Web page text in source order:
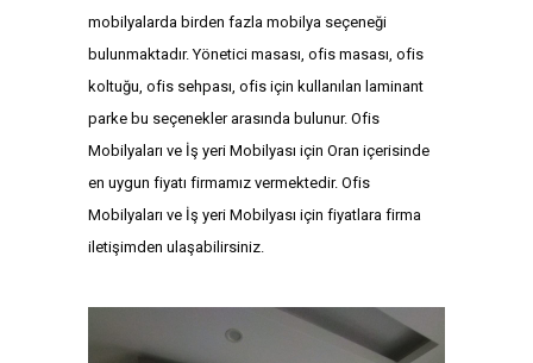
mobilyalarda birden fazla mobilya seçeneği
bulunmaktadır. Yönetici masası, ofis masası, ofis
koltuğu, ofis sehpası, ofis için kullanılan laminant
parke bu seçenekler arasında bulunur. Ofis
Mobilyaları ve İş yeri Mobilyası için Oran içerisinde
en uygun fiyatı firmamız vermektedir. Ofis
Mobilyaları ve İş yeri Mobilyası için fiyatlara firma
iletişimden ulaşabilirsiniz.